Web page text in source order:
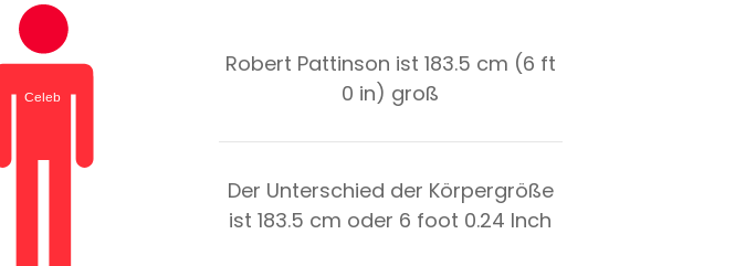
Robert Pattinson ist 183.5 cm (6 ft
0 in) groß
Der Unterschied der Körpergröße
ist183.5 cm oder 6 foot 0.24 Inch